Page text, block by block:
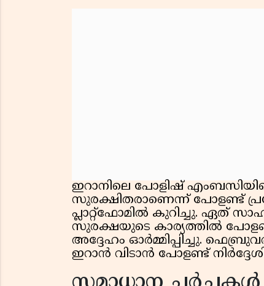
ഇറാനിലെ പോളിഷ്
സുരക്ഷിതരാണെന്ന് പോളണ്ട്
പ്ലാറ്റ്‌ഫോമിൽ കുറിച്ചു. ഏത്
സുരക്ഷയുടെ കാര്യത്തിൽ
അദ്ദേഹം ഓർമ്മിപ്പിച്ചു.
ഇറാൻ വിടാൻ പോളണ്ട്